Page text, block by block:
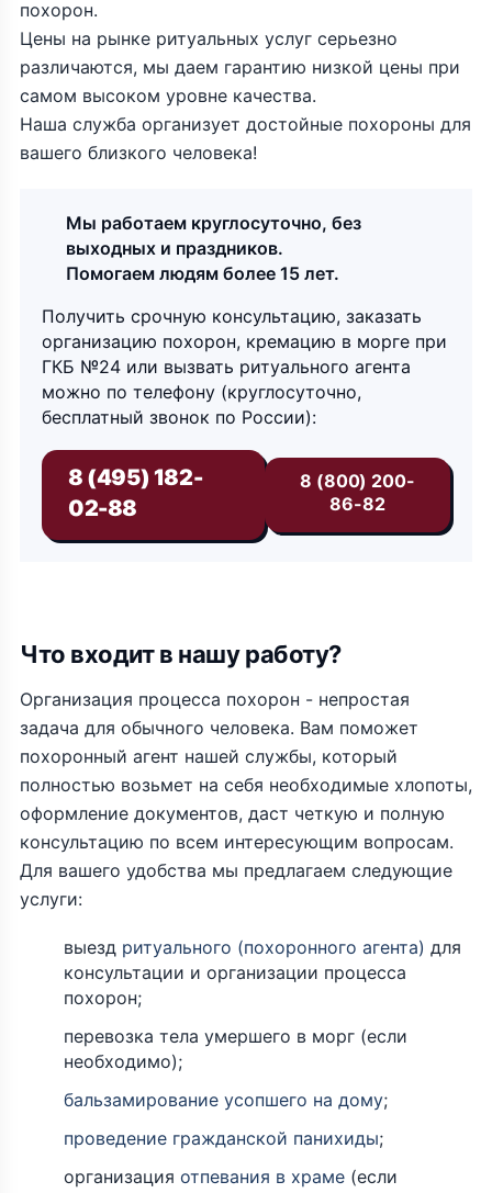
похорон.
Цены на рынке ритуальных услуг серьезно
различаются, мы даем гарантию низкой цены при
самом высоком уровне качества.
Наша служба организует достойные похороны для
вашего близкого человека!
Мы работаем круглосуточно, без
выходных и праздников.
Помогаем людям более 15 лет.
Получить срочную консультацию, заказать
организацию похорон, кремацию в морге при
ГКБ №24 или вызвать ритуального агента
можно по телефону (круглосуточно,
бесплатный звонок по России):
8 (495) 182-
02-88
8 (800) 200-
86-82
Что входит в нашу работу?
Организация процесса похорон - непростая
задача для обычного человека. Вам поможет
похоронный агент нашей службы, который
полностью возьмет на себя необходимые хлопоты,
оформление документов, даст четкую и полную
консультацию по всем интересующим вопросам.
Для вашего удобства мы предлагаем следующие
услуги:
выезд ритуального (похоронного агента) для
консультации и организации процесса
похорон;
перевозка тела умершего в морг (если
необходимо);
бальзамирование усопшего на дому;
проведение гражданской панихиды;
организация отпевания в храме (если